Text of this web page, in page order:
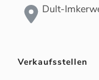
Dult-
Verkaufsstellen